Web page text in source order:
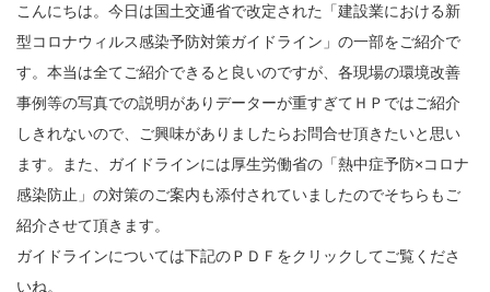
こんにちは。今日は国土交通省で改定された「建設業における新
型コロナウィルス感染予防対策ガイドライン」の一部をご紹介で
す。本当は全てご紹介できると良いのですが、各現場の環境改善
事例等の写真での説明がありデーターが重すぎてＨＰではご紹介
しきれないので、ご興味がありましたらお問合せ頂きたいと思い
ます。また、ガイドラインには厚生労働省の「熱中症予防×コロナ
感染防止」の対策のご案内も添付されていましたのでそちらもご
紹介させて頂きます。
ガイドラインについては下記のＰＤＦをクリックしてご覧くださ
いね。